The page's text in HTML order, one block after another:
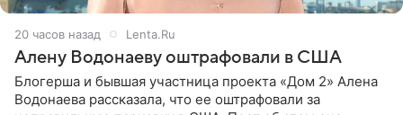
20 часов назад Lenta.Ru
Алену Водонаеву оштрафовали в США
Блогерша и бывшая участница проекта «Дом 2» Алена
Водонаева рассказала, что ее оштрафовали за